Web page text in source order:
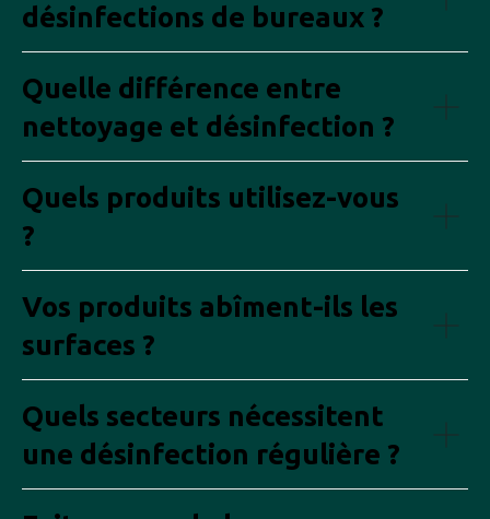
désinfections de bureaux ?
Quelle différence entre
nettoyage et désinfection ?
Quels produits utilisez-vous
?
Vos produits abîment-ils les
surfaces ?
Quels secteurs nécessitent
une désinfection régulière ?